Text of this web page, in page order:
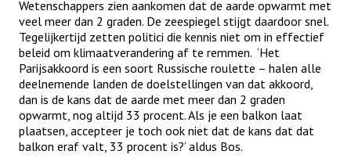
Wetenschappers zien aankomen dat de aarde opwarmt met
veel meer dan 2 graden. De zeespiegel stijgt daardoor snel.
Tegelijkertijd zetten politici die kennis niet om in effectief
beleid om klimaatverandering af te remmen. ‘Het
Parijsakkoord is een soort Russische roulette – halen alle
deelnemende landen de doelstellingen van dat akkoord,
dan is de kans dat de aarde met meer dan 2 graden
opwarmt, nog altijd 33 procent. Als je een balkon laat
plaatsen, accepteer je toch ook niet dat de kans dat dat
balkon eraf valt, 33 procent is?’ aldus Bos.